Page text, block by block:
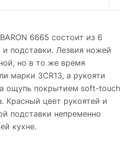
6665 состоит из 6
подставки. Лезвия ножей
но в то же время
марки 3CR13, а рукояти
ощупь покрытием soft-touch
Красный цвет рукоятей и
подставки непременно
кухне.